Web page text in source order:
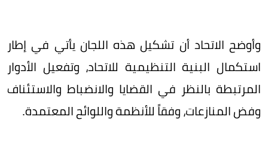
وأوضح الاتحاد أن تشكيل هذه اللجان يأتي في إطار
استكمال البنية التنظيمية للاتحاد، وتفعيل الأدوار
المرتبطة بالنظر في القضايا والانضباط والاستئناف
وفض المنازعات، وفقاً للأنظمة واللوائح المعتمدة.